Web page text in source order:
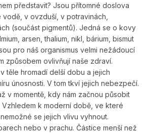
představit? Jsou přítomné doslova
v ovzduší, v potravinách,
(součást pigmentů). Jedná se o kovy
arsen, thalium, nikl, bárium, bismut
pro náš organismus velmi nežádoucí
způsobem ovlivňují naše zdraví.
těle hromadí delší dobu a jejich
únosnosti. V tom tkví jejich nebezpečí.
v momentě, kdy nám začnou působit
k moderní době, ve které
se jejich vlivu vyhnout.
nebo v prachu. Částice menší než